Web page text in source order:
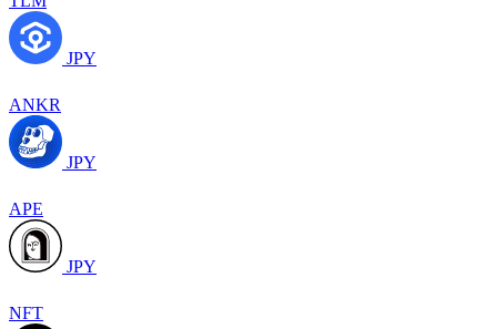
JPY
ANKR
JPY
APE
JPY
NFT